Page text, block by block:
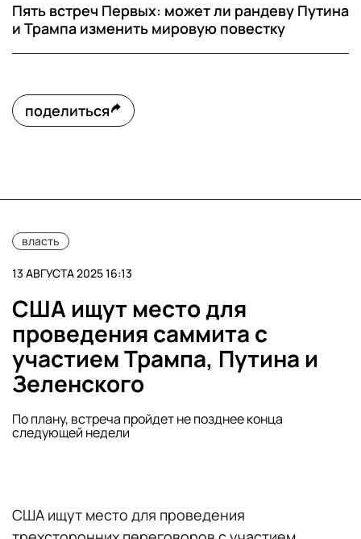
Пять встреч Первых: может ли рандеву Путина
и Трампа изменить мировую повестку
поделиться
власть
13 АВГУСТА 2025 16:13
США ищут место для
проведения саммита с
участием Трампа, Путина и
Зеленского
По плану, встреча пройдет не позднее конца
следующей недели
США ищут место для проведения